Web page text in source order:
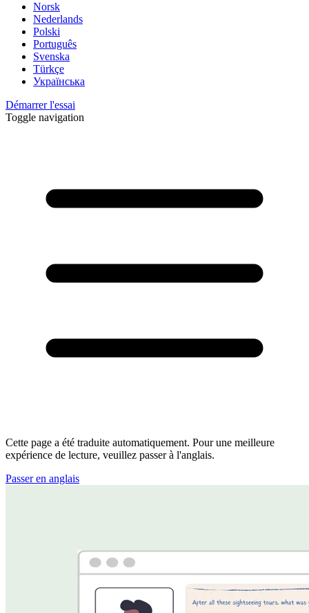
Norsk
Nederlands
Polski
Português
Svenska
Türkçe
Українська
Démarrer l'essai
Toggle navigation
Cette page a été traduite automatiquement. Pour une meilleure
expérience de lecture, veuillez passer à l'anglais.
Passer en anglais